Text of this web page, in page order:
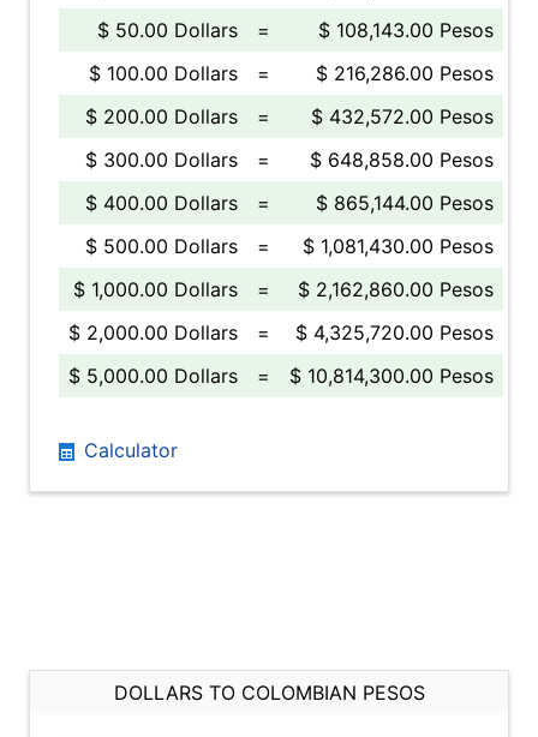
$ 50.00 Dollars
=
$ 108,143.00 Pesos
$ 100.00 Dollars
=
$ 216,286.00 Pesos
$ 200.00 Dollars
=
$ 432,572.00 Pesos
$ 300.00 Dollars
=
$ 648,858.00 Pesos
$ 400.00 Dollars
=
$ 865,144.00 Pesos
$ 500.00 Dollars
=
$ 1,081,430.00 Pesos
$ 1,000.00 Dollars
=
$ 2,162,860.00 Pesos
$ 2,000.00 Dollars
=
$ 4,325,720.00 Pesos
$ 5,000.00 Dollars
= $ 10,814,300.00 Pesos
Calculator
DOLLARS TO COLOMBIAN PESOS